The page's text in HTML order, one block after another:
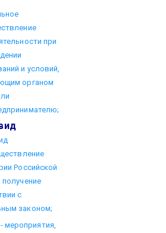
при
и условий,
органом
Российской
получение
с
законом;
- мероприятия,